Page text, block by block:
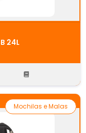
24L
Mochilas e Malas